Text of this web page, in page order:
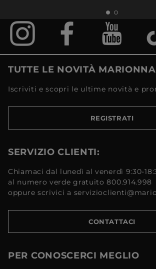
TUTTE LE NOVITÀ
Iscriviti e scopri le ultime novità e
REGISTRATI
SERVIZIO CLIENTI:
Chiamaci dal lunedì al venerdì 9:30-
al numero verde gratuito 800.914.998
oppure scrivici a
CONTATTACI
PER CONOSCERCI MEGLIO